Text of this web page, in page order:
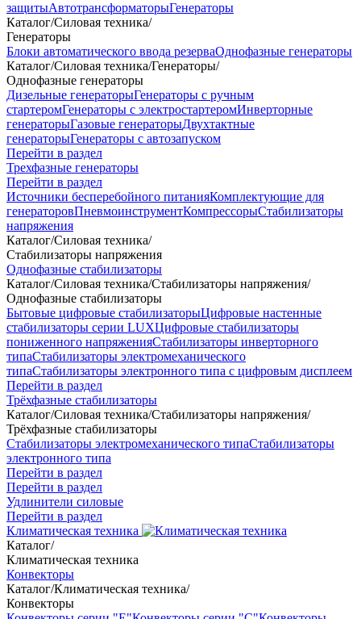
защитыАвтотрансформаторыГенераторы
Каталог/Силовая техника/
Генераторы
Блоки автоматического ввода резерваОднофазные генераторы
Каталог/Силовая техника/Генераторы/
Однофазные генераторы
Дизельные генераторыГенераторы с ручным
стартеромГенераторы с электростартеромИнверторные
генераторыГазовые генераторыДвухтактные
генераторыГенераторы с автозапуском
Перейти в раздел
Трехфазные генераторы
Перейти в раздел
Источники бесперебойного питанияКомплектующие для
генераторовПневмоинструментКомпрессорыСтабилизаторы
напряжения
Каталог/Силовая техника/
Стабилизаторы напряжения
Однофазные стабилизаторы
Каталог/Силовая техника/Стабилизаторы напряжения/
Однофазные стабилизаторы
Бытовые цифровые стабилизаторыЦифровые настенные
стабилизаторы серии LUXЦифровые стабилизаторы
пониженного напряженияСтабилизаторы инверторного
типаСтабилизаторы электромеханического
типаСтабилизаторы электронного типа с цифровым дисплеем
Перейти в раздел
Трёхфазные стабилизаторы
Каталог/Силовая техника/Стабилизаторы напряжения/
Трёхфазные стабилизаторы
Стабилизаторы электромеханического типаСтабилизаторы
электронного типа
Перейти в раздел
Перейти в раздел
Удлинители силовые
Перейти в раздел
Климатическая техника
Каталог/
Климатическая техника
Конвекторы
Каталог/Климатическая техника/
Конвекторы